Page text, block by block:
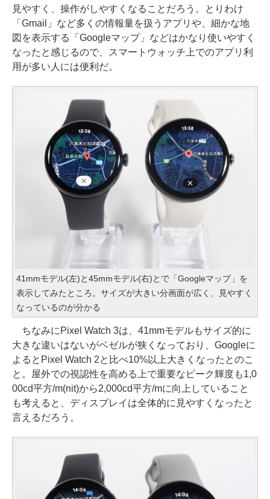
見やすく、操作がしやすくなることだろう。とりわけ
「Gmail」など多くの情報量を扱うアプリや、細かな地
図を表示する「Googleマップ」などはかなり使いやすく
なったと感じるので、スマートウォッチ上でのアプリ利
用が多い人には便利だ。
41mmモデル(左)と45mmモデル(右)とで「Googleマップ」を
表示してみたところ。サイズが大きい分画面が広く、見やすく
なっているのが分かる
ちなみにPixel Watch 3は、41mmモデルもサイズ的に
大きな違いはないがベゼルが狭くなっており、Googleに
よるとPixel Watch 2と比べ10%以上大きくなったとのこ
と。屋外での視認性を高める上で重要なピーク輝度も1,0
00cd平方/m(nit)から2,000cd平方/mに向上していること
も考えると、ディスプレイは全体的に見やすくなったと
言えるだろう。